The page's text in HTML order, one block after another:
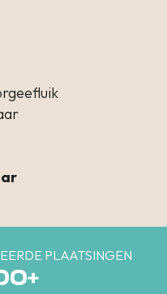
PLAATSINGEN